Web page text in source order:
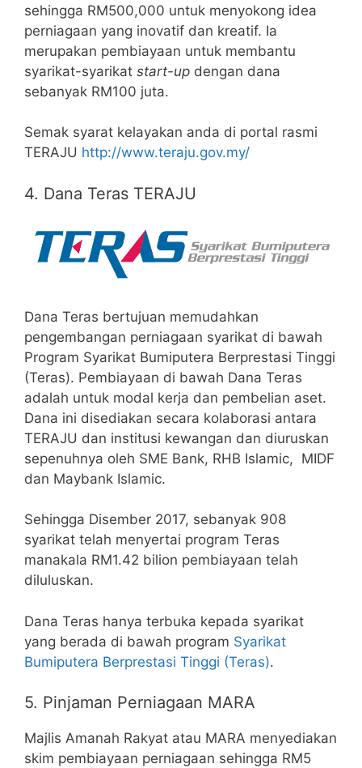
sehingga RM500,000 untuk menyokong idea
perniagaan yang inovatif dan kreatif. Ia
merupakan pembiayaan untuk membantu
syarikat-syarikat start-up dengan dana
sebanyak RM100 juta.
Semak syarat kelayakan anda di portal rasmi
TERAJU http://www.teraju.gov.my/
4. Dana Teras TERAJU
Dana Teras bertujuan memudahkan
pengembangan perniagaan syarikat di bawah
Program Syarikat Bumiputera Berprestasi Tinggi
(Teras). Pembiayaan di bawah Dana Teras
adalah untuk modal kerja dan pembelian aset.
Dana ini disediakan secara kolaborasi antara
TERAJU dan institusi kewangan dan diuruskan
sepenuhnya oleh SME Bank, RHB Islamic, MIDF
dan Maybank Islamic.
Sehingga Disember 2017, sebanyak 908
syarikat telah menyertai program Teras
manakala RM1.42 bilion pembiayaan telah
diluluskan.
Dana Teras hanya terbuka kepada syarikat
yang berada di bawah program Syarikat
Bumiputera Berprestasi Tinggi (Teras).
5. Pinjaman Perniagaan MARA
Majlis Amanah Rakyat atau MARA menyediakan
skim pembiayaan perniagaan sehingga RM5